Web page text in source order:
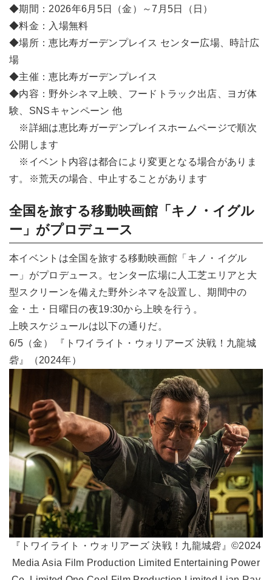
◆期間：2026年6月5日（金）～7月5日（日）
◆料金：入場無料
◆場所：恵比寿ガーデンプレイス センター広場、時計広
場
◆主催：恵比寿ガーデンプレイス
◆内容：野外シネマ上映、フードトラック出店、ヨガ体
験、SNSキャンペーン 他
※詳細は恵比寿ガーデンプレイスホームページで順次
公開します
※イベント内容は都合により変更となる場合がありま
す。※荒天の場合、中止することがあります
全国を旅する移動映画館「キノ・イグル
ー」がプロデュース
本イベントは全国を旅する移動映画館「キノ・イグル
ー」がプロデュース。センター広場に人工芝エリアと大
型スクリーンを備えた野外シネマを設置し、期間中の
金・土・日曜日の夜19:30から上映を行う。
上映スケジュールは以下の通りだ。
6/5（金） 『トワイライト・ウォリアーズ 決戦！九龍城
砦』（2024年）
『トワイライト・ウォリアーズ 決戦！九龍城砦』©2024
Media Asia Film Production Limited Entertaining Power